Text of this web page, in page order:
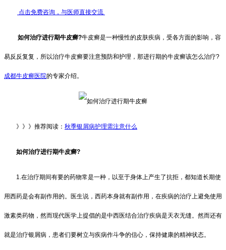
点击免费咨询，与医师直接交流
如何治疗进行期牛皮癣?牛皮癣是一种慢性的皮肤疾病，受各方面的影响，容
易反反复复，所以治疗牛皮癣要注意预防和护理，那进行期的牛皮癣该怎么治疗?
成都牛皮癣医院的专家介绍。
》》》推荐阅读： 秋季银屑病护理需注意什么
如何治疗进行期牛皮癣?
1.在治疗期间有要的药物常是一种，以至于身体上产生了抗拒，都知道长期使
用西药是会有副作用的。医生说，西药本身就有副作用，在疾病的治疗上避免使用
激素类药物，然而现代医学上提倡的是中西医结合治疗疾病是天衣无缝。然而还有
就是治疗银屑病，患者们要树立与疾病作斗争的信心，保持健康的精神状态。